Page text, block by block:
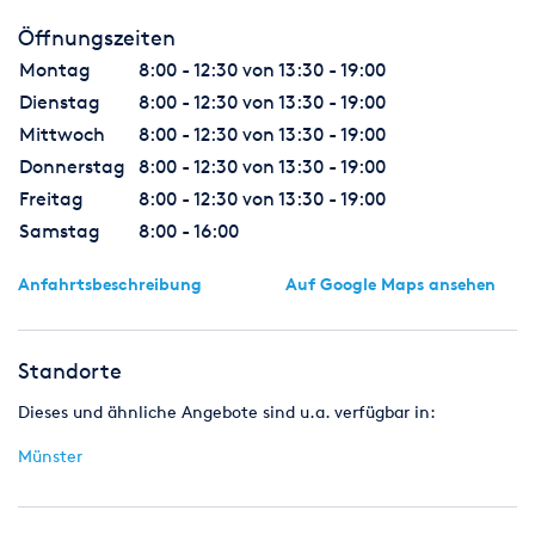
zwar
gleich, ob die Vorbehaltsware ohne oder nach Verarbeitung
b) für den Fall, dass die Vorbehaltsware vom Käufer zusammen
mit anderen, nicht uns gehörenden Waren verkauft wird, gilt
die
Abtretung der Kaufpreisforderung des Weiterverkaufs nur in
Höhe des Wertes der Vorbehaltsware im Zeitpunkt der
Lieferung;
nach Verarbeitung mit anderen, nicht von uns gehörenden
der Vorbehaltsware;
Werk- oder Liefervertrages verwandt, so wird die Forderung aus
voraus an uns abgetreten, wie es vorstehend für die
Öffnungszeiten
Montag
8:00 - 12:30 von 13:30 - 19:00
Dienstag
8:00 - 12:30 von 13:30 - 19:00
Mittwoch
8:00 - 12:30 von 13:30 - 19:00
Donnerstag
8:00 - 12:30 von 13:30 - 19:00
Freitag
8:00 - 12:30 von 13:30 - 19:00
Samstag
8:00 - 16:00
Anfahrtsbeschreibung Auf Google Maps ansehen
Standorte
Dieses und ähnliche Angebote sind u.a. verfügbar in:
Münster